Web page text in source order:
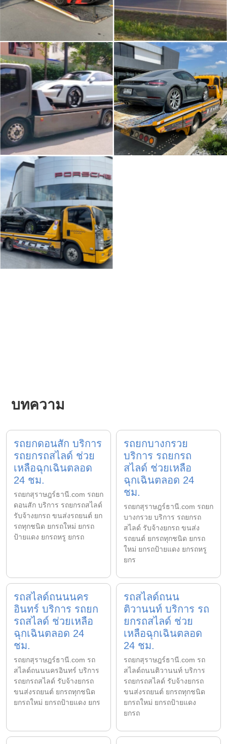
บทความ
รถยกดอนสัก บริการ
รถยกรถสไลด์ ช่วย
เหลือฉุกเฉินตลอด
24 ชม.
รถยกสุราษฎร์ธานี.com รถยก
ดอนสัก บริการ รถยกรถสไลด์
รับจ้างยกรถ ขนส่งรถยนต์ ยก
รถทุกชนิด ยกรถใหม่ ยกรถ
ป้ายแดง ยกรถหรู ยกรถ
รถยกบางกรวย
บริการ รถยกรถ
สไลด์ ช่วยเหลือ
ฉุกเฉินตลอด 24
ชม.
รถยกสุราษฎร์ธานี.com รถยก
บางกรวย บริการ รถยกรถ
สไลด์ รับจ้างยกรถ ขนส่ง
รถยนต์ ยกรถทุกชนิด ยกรถ
ใหม่ ยกรถป้ายแดง ยกรถหรู
ยกร
รถสไลด์ถนนนคร
อินทร์ บริการ รถยก
รถสไลด์ ช่วยเหลือ
ฉุกเฉินตลอด 24
ชม.
รถยกสุราษฎร์ธานี.com รถ
สไลด์ถนนนครอินทร์ บริการ
รถยกรถสไลด์ รับจ้างยกรถ
ขนส่งรถยนต์ ยกรถทุกชนิด
ยกรถใหม่ ยกรถป้ายแดง ยกร
รถสไลด์ถนน
ติวานนท์ บริการ รถ
ยกรถสไลด์ ช่วย
เหลือฉุกเฉินตลอด
24 ชม.
รถยกสุราษฎร์ธานี.com รถ
สไลด์ถนนติวานนท์ บริการ
รถยกรถสไลด์ รับจ้างยกรถ
ขนส่งรถยนต์ ยกรถทุกชนิด
ยกรถใหม่ ยกรถป้ายแดง
ยกรถ